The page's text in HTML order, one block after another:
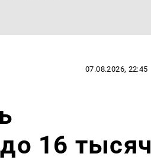
07.08.2026, 22:45
16 тысяч